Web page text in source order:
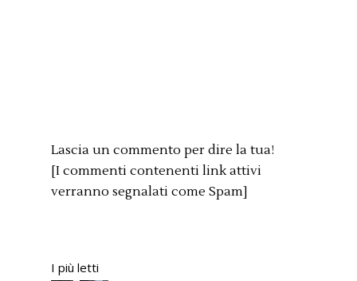
Lascia un commento per dire la tua!
[I commenti contenenti link attivi
verranno segnalati come Spam]
I più letti